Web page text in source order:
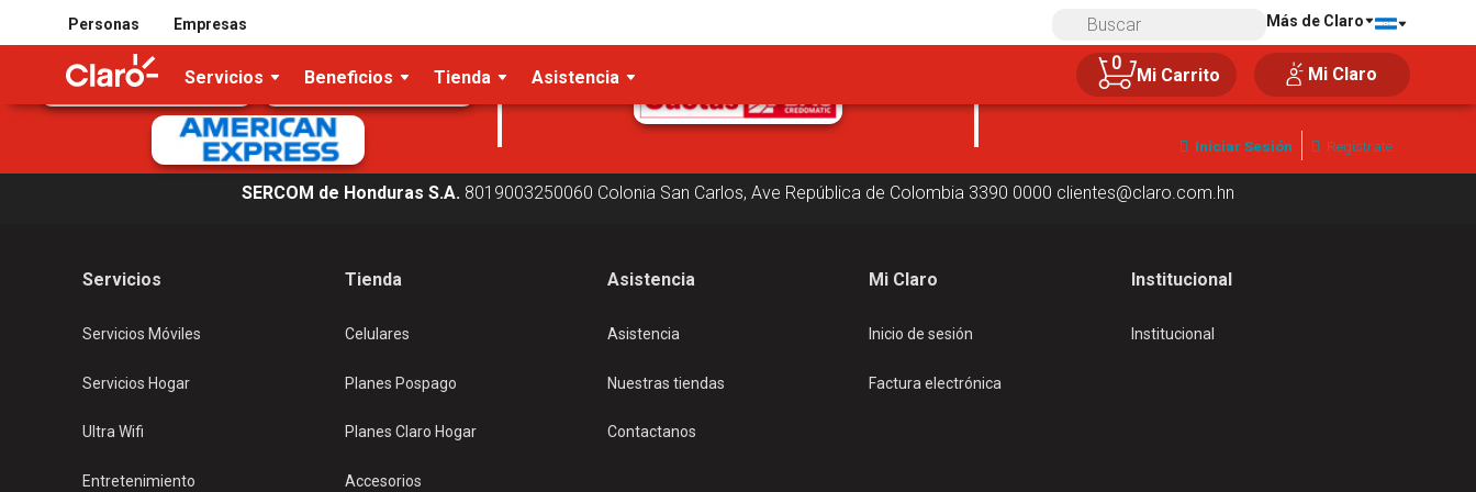
Personas Empresas Más de Claro
Servicios Beneficios Tienda Asistencia
0
Mi Carrito Mi Claro
Iniciar Sesión Regístrate
Tarjetas de crédito/débito aceptadas
Compra 100% segura
SERCOM de Honduras S.A. 8019003250060 Colonia San Carlos, Ave República de Colombia 3390 0000 clientes@claro.com.hn
Servicios
Servicios Móviles
Servicios Hogar
Ultra Wifi
Entretenimiento
Tienda
Celulares
Planes Pospago
Planes Claro Hogar
Accesorios
Asistencia
Asistencia
Nuestras tiendas
Contactanos
Mi Claro
Inicio de sesión
Factura electrónica
Institucional
Institucional